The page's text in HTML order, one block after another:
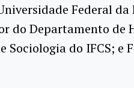
Federal
do Departamento
do IFCS; e